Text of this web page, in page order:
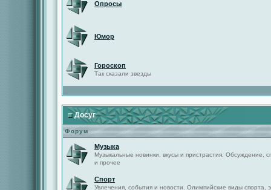
Опросы
Юмор
Гороскоп
Так сказали звезды
Досуг
Форум
Музыка
Музыкальные новинки, вкусы и пристрастия. Обсуждение,
и прочее
Спорт
Увлечения, события и новости. Олимпийские виды спорта,